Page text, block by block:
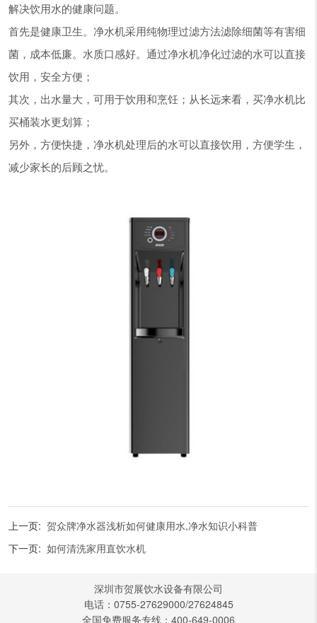
解决饮用水的健康问题。
首先是健康卫生。净水机采用纯物理过滤方法滤除细菌等有害细
菌，成本低廉。水质口感好。通过净水机净化过滤的水可以直接
饮用，安全方便；
其次，出水量大，可用于饮用和烹饪；从长远来看，买净水机比
买桶装水更划算；
另外，方便快捷，净水机处理后的水可以直接饮用，方便学生，
减少家长的后顾之忧。
上一页: 贺众牌净水器浅析如何健康用水,净水知识小科普
下一页: 如何清洗家用直饮水机
深圳市贺展饮水设备有限公司
电话：0755-27629000/27624845
全国免费服务专线：400-649-0006